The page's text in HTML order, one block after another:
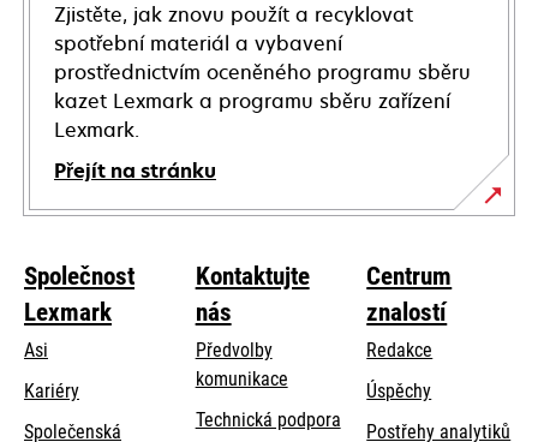
Zjistěte, jak znovu použít a recyklovat
spotřební materiál a vybavení
prostřednictvím oceněného programu sběru
kazet Lexmark a programu sběru zařízení
Lexmark.
Přejít na stránku
Společnost
Lexmark
Asi
Kariéry
Společenská
Kontaktujte
nás
Předvolby
komunikace
Technická podporaopens
Centrum
znalostí
Redakce
Úspěchy
Postřehy analytiků